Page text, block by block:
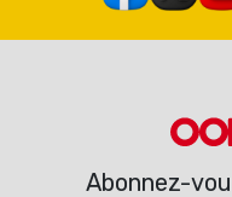
Abonnez-